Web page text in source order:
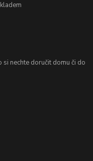
si nechte doručit domu či do